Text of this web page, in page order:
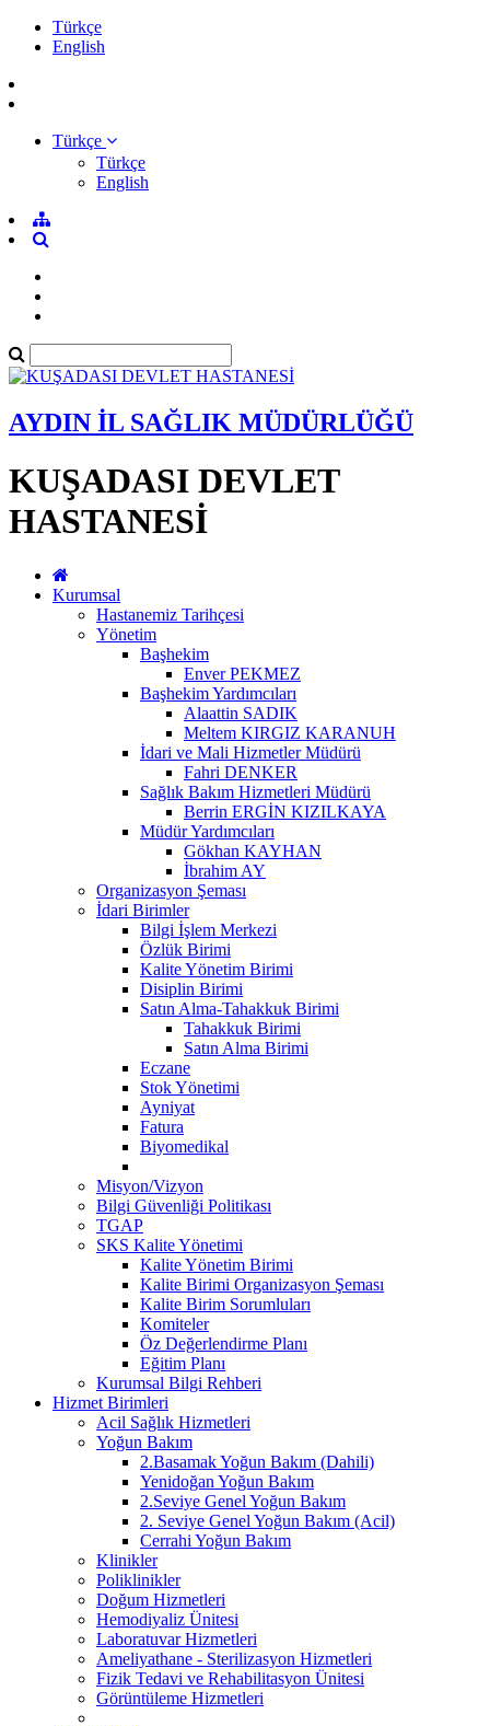
Türkçe
English
Türkçe
Türkçe
English
AYDIN İL SAĞLIK MÜDÜRLÜĞÜ
KUŞADASI DEVLET
HASTANESİ
Kurumsal
Hastanemiz Tarihçesi
Yönetim
Başhekim
Enver PEKMEZ
Başhekim Yardımcıları
Alaattin SADIK
Meltem KIRGIZ KARANUH
İdari ve Mali Hizmetler Müdürü
Fahri DENKER
Sağlık Bakım Hizmetleri Müdürü
Berrin ERGİN KIZILKAYA
Müdür Yardımcıları
Gökhan KAYHAN
İbrahim AY
Organizasyon Şeması
İdari Birimler
Bilgi İşlem Merkezi
Özlük Birimi
Kalite Yönetim Birimi
Disiplin Birimi
Satın Alma-Tahakkuk Birimi
Tahakkuk Birimi
Satın Alma Birimi
Eczane
Stok Yönetimi
Ayniyat
Fatura
Biyomedikal
Misyon/Vizyon
Bilgi Güvenliği Politikası
TGAP
SKS Kalite Yönetimi
Kalite Yönetim Birimi
Kalite Birimi Organizasyon Şeması
Kalite Birim Sorumluları
Komiteler
Öz Değerlendirme Planı
Eğitim Planı
Kurumsal Bilgi Rehberi
Hizmet Birimleri
Acil Sağlık Hizmetleri
Yoğun Bakım
2.Basamak Yoğun Bakım (Dahili)
Yenidoğan Yoğun Bakım
2.Seviye Genel Yoğun Bakım
2. Seviye Genel Yoğun Bakım (Acil)
Cerrahi Yoğun Bakım
Klinikler
Poliklinikler
Doğum Hizmetleri
Hemodiyaliz Ünitesi
Laboratuvar Hizmetleri
Ameliyathane - Sterilizasyon Hizmetleri
Fizik Tedavi ve Rehabilitasyon Ünitesi
Görüntüleme Hizmetleri